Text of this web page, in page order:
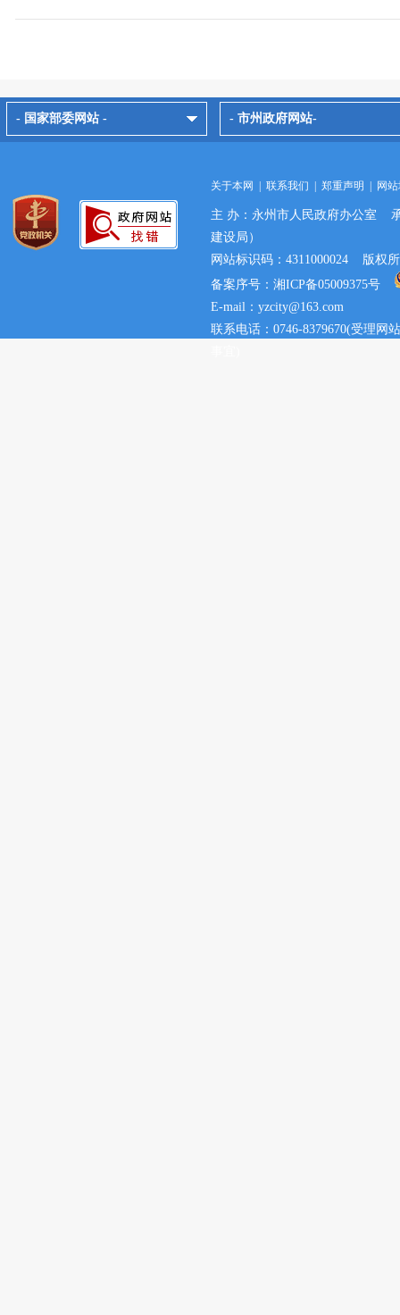
- 国家部委网站 - - 市州政府网站-
关于本网 联系我们 郑重声明 网
主 办：永州市人民政府办公室
建设局）
网站标识码：4311000024 版权
备案序号：湘ICP备05009375号
E-mail：yzcity@163.com
联系电话：0746-8379670(受理网